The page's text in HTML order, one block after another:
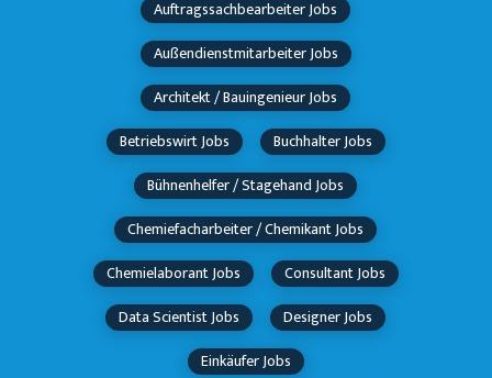
Auftragssachbearbeiter Jobs
Außendienstmitarbeiter Jobs
Architekt / Bauingenieur Jobs
Betriebswirt Jobs
Buchhalter Jobs
Bühnenhelfer / Stagehand Jobs
Chemiefacharbeiter / Chemikant Jobs
Chemielaborant Jobs
Consultant Jobs
Data Scientist Jobs
Designer Jobs
Einkäufer Jobs